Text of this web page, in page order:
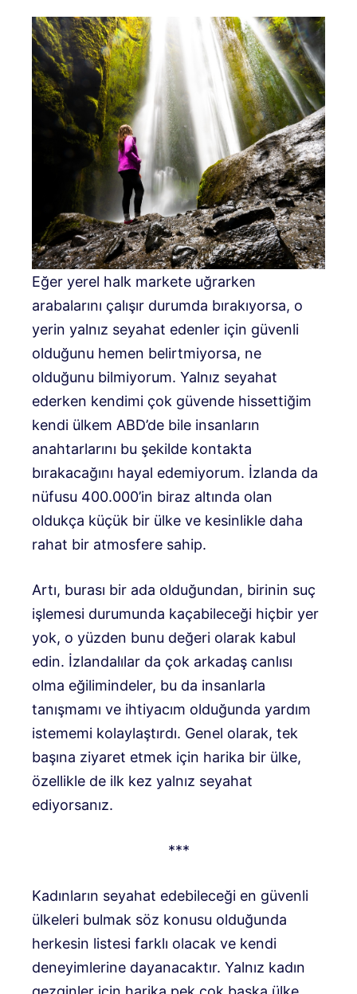
Eğer yerel halk markete uğrarken
arabalarını çalışır durumda bırakıyorsa, o
yerin yalnız seyahat edenler için güvenli
olduğunu hemen belirtmiyorsa, ne
olduğunu bilmiyorum. Yalnız seyahat
ederken kendimi çok güvende hissettiğim
kendi ülkem ABD’de bile insanların
anahtarlarını bu şekilde kontakta
bırakacağını hayal edemiyorum. İzlanda da
nüfusu 400.000’in biraz altında olan
oldukça küçük bir ülke ve kesinlikle daha
rahat bir atmosfere sahip.
Artı, burası bir ada olduğundan, birinin suç
işlemesi durumunda kaçabileceği hiçbir yer
yok, o yüzden bunu değeri olarak kabul
edin. İzlandalılar da çok arkadaş canlısı
olma eğilimindeler, bu da insanlarla
tanışmamı ve ihtiyacım olduğunda yardım
istememi kolaylaştırdı. Genel olarak, tek
başına ziyaret etmek için harika bir ülke,
özellikle de ilk kez yalnız seyahat
ediyorsanız.
***
Kadınların seyahat edebileceği en güvenli
ülkeleri bulmak söz konusu olduğunda
herkesin listesi farklı olacak ve kendi
deneyimlerine dayanacaktır. Yalnız kadın